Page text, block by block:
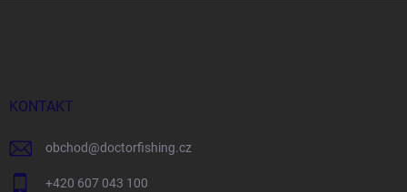
KONTAKT
obchod@doctorfishing.cz
+420 607 043 100